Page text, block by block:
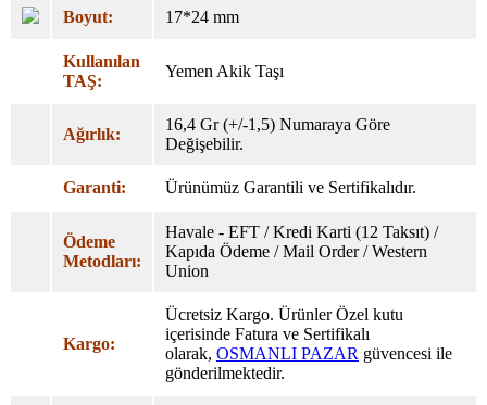
Boyut: 17*24 mm
Kullanılan
TAŞ:
Yemen Akik Taşı
Ağırlık:
16,4 Gr (+/-1,5) Numaraya Göre
Değişebilir.
Garanti: Ürünümüz Garantili ve Sertifikalıdır.
Ödeme
Metodları:
Havale - EFT / Kredi Karti (12 Taksıt) /
Kapıda Ödeme / Mail Order / Western
Union
Kargo:
Ücretsiz Kargo. Ürünler Özel kutu
içerisinde Fatura ve Sertifikalı
olarak, OSMANLI PAZAR güvencesi ile
gönderilmektedir.